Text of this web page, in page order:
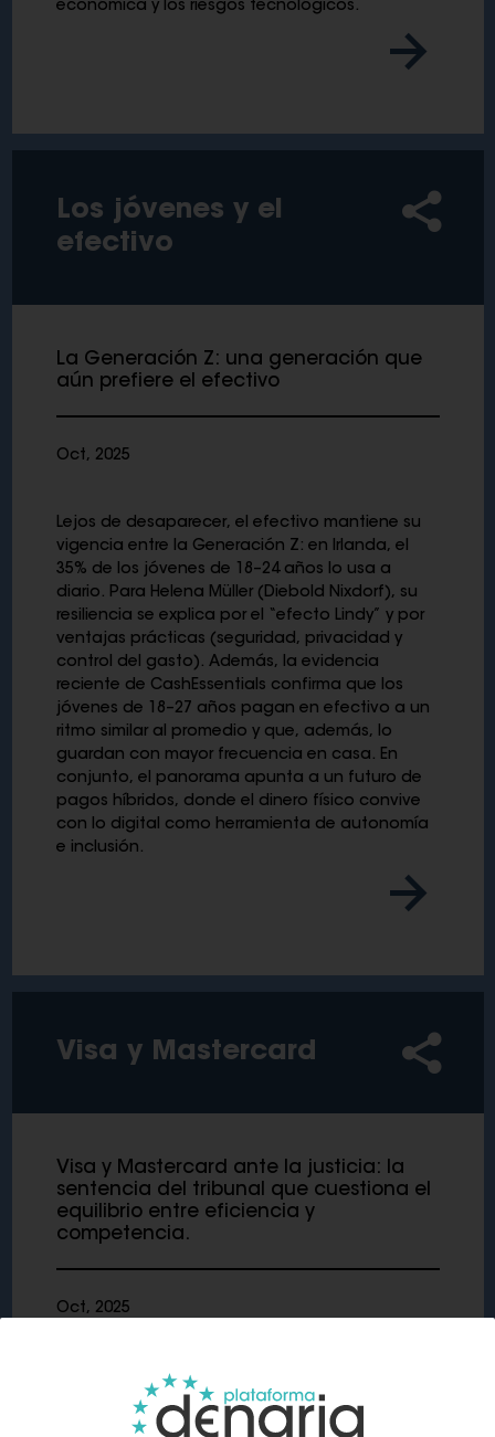
económica y los riesgos tecnológicos.
Los jóvenes y el
efectivo
La Generación Z: una generación que
aún prefiere el efectivo
Oct, 2025
Lejos de desaparecer, el efectivo mantiene su
vigencia entre la Generación Z: en Irlanda, el
35% de los jóvenes de 18–24 años lo usa a
diario. Para Helena Müller (Diebold Nixdorf), su
resiliencia se explica por el “efecto Lindy” y por
ventajas prácticas (seguridad, privacidad y
control del gasto). Además, la evidencia
reciente de CashEssentials confirma que los
jóvenes de 18–27 años pagan en efectivo a un
ritmo similar al promedio y que, además, lo
guardan con mayor frecuencia en casa. En
conjunto, el panorama apunta a un futuro de
pagos híbridos, donde el dinero físico convive
con lo digital como herramienta de autonomía
e inclusión.
Visa y Mastercard
Visa y Mastercard ante la justicia: la
sentencia del tribunal que cuestiona el
equilibrio entre eficiencia y
competencia.
Oct, 2025
Competition Appeal Tribunal
dictó el 27 de junio de 2025 una sentencia
contra Visa y Mastercard por imponer tarifas